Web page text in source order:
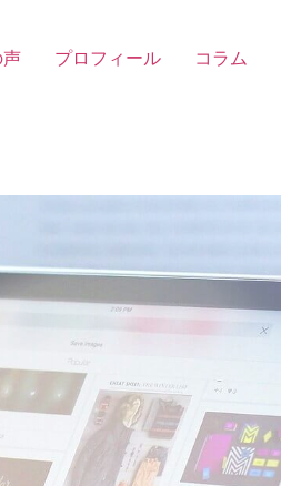
プロフィール コラム